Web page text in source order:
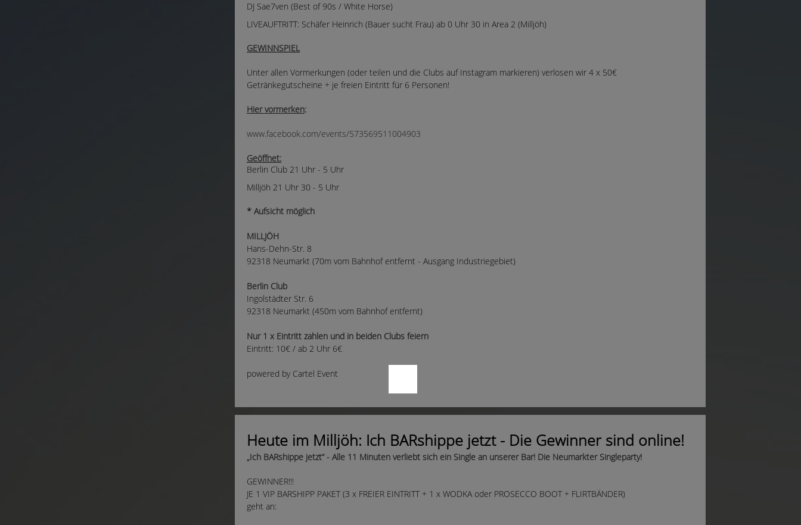
DJ Sae7ven (Best of 90s / White Horse)
LIVEAUFTRITT: Schäfer Heinrich (Bauer sucht Frau) ab 0 Uhr 30 in Area 2 (Milljöh)
GEWINNSPIEL
Unter allen Vormerkungen (oder teilen und die Clubs auf Instagram markieren) verlosen wir 4 x 50€
Getränkegutscheine + je freien Eintritt für 6 Personen!
Hier vormerken:
www.facebook.com/events/573569511004903
Geöffnet:
Berlin Club 21 Uhr - 5 Uhr
Milljöh 21 Uhr 30 - 5 Uhr
* Aufsicht möglich
MILLJÖH
Hans-Dehn-Str. 8
92318 Neumarkt (70m vom Bahnhof entfernt - Ausgang Industriegebiet)
Berlin Club
Ingolstädter Str. 6
92318 Neumarkt (450m vom Bahnhof entfernt)
Nur 1 x Eintritt zahlen und in beiden Clubs feiern
Eintritt: 10€ / ab 2 Uhr 6€
powered by Cartel Event
Heute im Milljöh: Ich BARshippe jetzt - Die Gewinner sind online!
„Ich BARshippe jetzt“ - Alle 11 Minuten verliebt sich ein Single an unserer Bar! Die Neumarkter Singleparty!
GEWINNER!!!
JE 1 VIP BARSHIPP PAKET (3 x FREIER EINTRITT + 1 x WODKA oder PROSECCO BOOT + FLIRTBÄNDER)
geht an: